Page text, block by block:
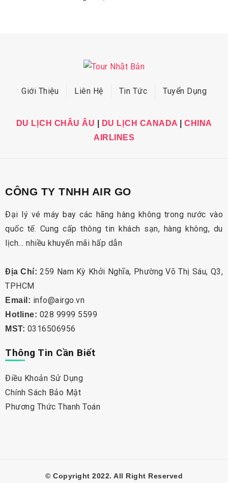
Giới Thiệu Liên Hệ Tin Tức Tuyển Dụng
DU LỊCH CHÂU ÂU DU LỊCH CANADA
CHINA
AIRLINES
CÔNG TY TNHH AIR GO
Đại lý vé máy bay các hãng hàng không trong nước vào
quốc tế. Cung cấp thông tin khách sạn, hàng không, du
lịch… nhiều khuyến mãi hấp dẫn
Địa Chỉ: 259 Nam Kỳ Khởi Nghĩa, Phường Võ Thị Sáu, Q3,
TPHCM
Email: info@airgo.vn
Hotline: 028 9999 5599
MST: 0316506956
Thông Tin Cần Biết
Điều Khoản Sử Dụng
Chính Sách Bảo Mật
Phương Thức Thanh Toán
© Copyright 2022. All Right Reserved